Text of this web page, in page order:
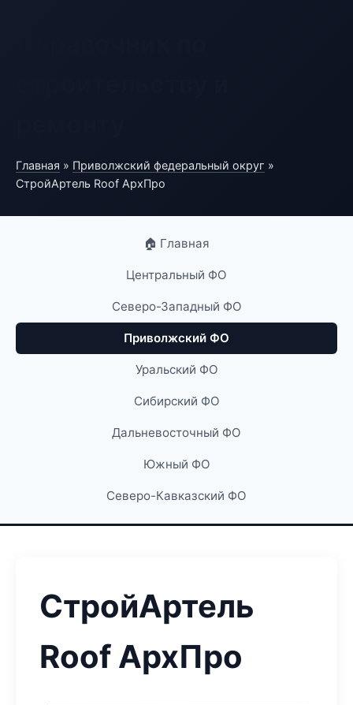
Главная » Приволжский федеральный округ »
СтройАртель Roof АрхПро
🏠 Главная
Центральный ФО
Северо-Западный ФО
Приволжский ФО
Уральский ФО
Сибирский ФО
Дальневосточный ФО
Южный ФО
Северо-Кавказский ФО
СтройАртель
Roof АрхПро